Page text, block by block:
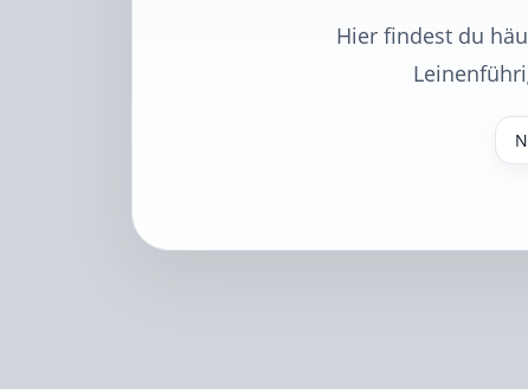
Hier findest du